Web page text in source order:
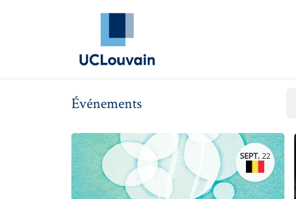
Se rendre au contenu
Événements
SEPT. 22